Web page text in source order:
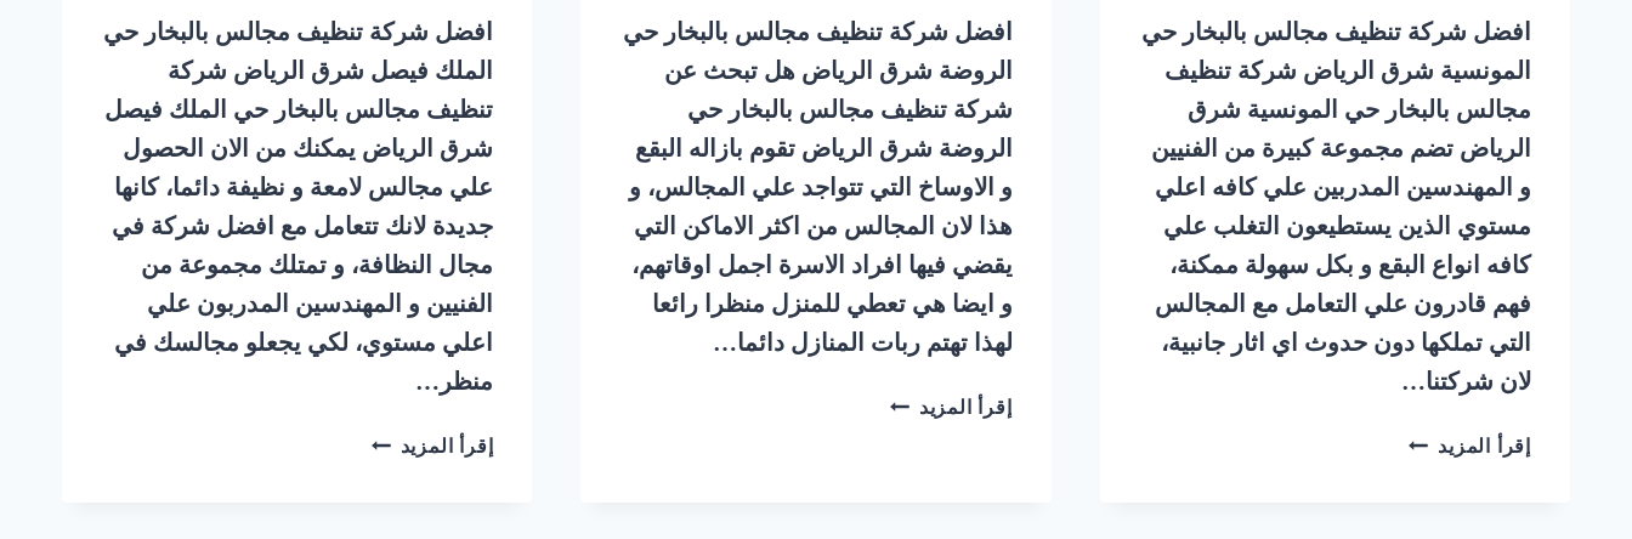
افضل شركة تنظيف مجالس بالبخار حي
المونسية شرق الرياض شركة تنظيف
مجالس بالبخار حي المونسية شرق
الرياض تضم مجموعة كبيرة من الفنيين
و المهندسين المدربين علي كافه اعلي
مستوي الذين يستطيعون التغلب علي
كافه انواع البقع و بكل سهولة ممكنة،
فهم قادرون علي التعامل مع المجالس
التي تملكها دون حدوث اي اثار جانبية،
لان شركتنا…
إقرأ المزيد شركة
افضل شركة تنظيف مجالس بالبخار حي
الروضة شرق الرياض هل تبحث عن
شركة تنظيف مجالس بالبخار حي
الروضة شرق الرياض تقوم بازاله البقع
و الاوساخ التي تتواجد علي المجالس، و
هذا لان المجالس من اكثر الاماكن التي
يقضي فيها افراد الاسرة اجمل اوقاتهم،
و ايضا هي تعطي للمنزل منظرا رائعا
لهذا تهتم ربات المنازل دائما…
إقرأ المزيد شركة
افضل شركة تنظيف مجالس بالبخار حي
الملك فيصل شرق الرياض شركة
تنظيف مجالس بالبخار حي الملك فيصل
شرق الرياض يمكنك من الان الحصول
علي مجالس لامعة و نظيفة دائما، كانها
جديدة لانك تتعامل مع افضل شركة في
مجال النظافة، و تمتلك مجموعة من
الفنيين و المهندسين المدربون علي
اعلي مستوي، لكي يجعلو مجالسك في
منظر…
إقرأ المزيد شركة